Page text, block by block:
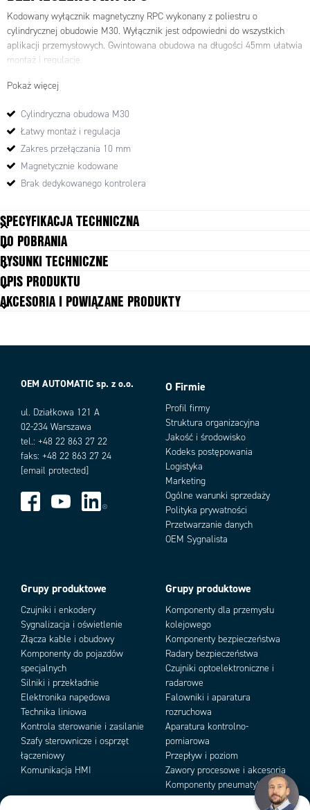
Kodowany wyłącznik magnetyczny RPC wykonany z poliestru o
cylindrycznej obudowie M30. Wyłącznik jest odpowiedni do wszystkich
aplikacji przemysłowych. Gwintowana obudowa na długości 45mm ułatwia
montaż i regulację.
Pokaż więcej
Cylindryczna obudowa M30
Łatwy montaż i regulacja
Zakres przełączania 10 mm
Magnetycznie kodowane
Brak dedykowanego kontrolera
SPECYFIKACJA TECHNICZNA
Długość przewodu
Dopuszczenia
1, ISO 13849-1, EN62061, UL 508
Materiał: obudowa Poliester
8.71 x 10⁻¹¹
e acc. ISO13849-1
Podłączenie Kabel 2 m
Przekrój przewodu 0,25 mm²
SIL 3 acc. EN62061
Stopień ochrony IP IP67, IP69K
8mm załączenie, 12mm wyłączenie
Temperatura pracy -25..80°C
PVC 8-żyłowy
2NC wyjścia półprzewodnikowe
Zestyki 2NC
DO POBRANIA
RYSUNKI TECHNICZNE
OPIS PRODUKTU
AKCESORIA I POWIĄZANE PRODUKTY
Add as new cart row
OEM AUTOMATIC sp. z o.o.
ul. Działkowa 121 A
02-234 Warszawa
tel.: +48 22 863 27 22
faks: +48 22 863 27 24
[email protected]
O Firmie
Profil firmy
Struktura organizacyjna
Jakość i środowisko
Kodeks postępowania
Logistyka
Marketing
Ogólne warunki sprzedaży
Polityka prywatności
Przetwarzanie danych
OEM Sygnalista
Grupy produktowe
Czujniki i enkodery
Sygnalizacja i oświetlenie
Złącza kable i obudowy
Komponenty do pojazdów
specjalnych
Silniki i przekładnie
Elektronika napędowa
Technika liniowa
Kontrola sterowanie i zasilanie
Szafy sterownicze i osprzęt
łączeniowy
Komunikacja HMI
Grupy produktowe
Komponenty dla przemysłu
kolejowego
Komponenty bezpieczeństwa
Radary bezpieczeństwa
Czujniki optoelektroniczne i
radarowe
Falowniki i aparatura
rozruchowa
Aparatura kontrolno-
pomiarowa
Przepływ i poziom
Zawory procesowe i akcesoria
Komponenty pneumatyki i
podciśnienia